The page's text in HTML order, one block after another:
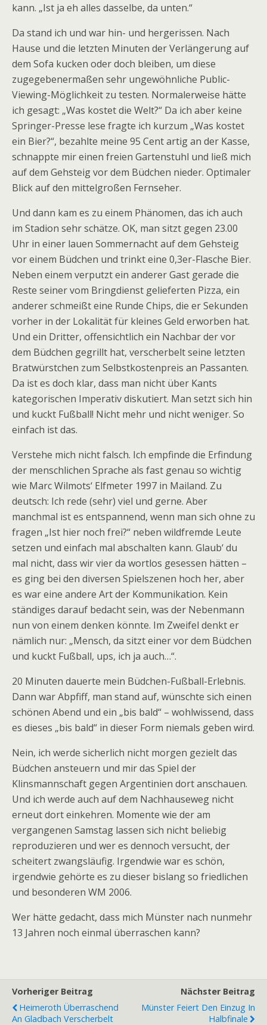
kann. „Ist ja eh alles dasselbe, da unten.“
Da stand ich und war hin- und hergerissen. Nach
Hause und die letzten Minuten der Verlängerung auf
dem Sofa kucken oder doch bleiben, um diese
zugegebenermaßen sehr ungewöhnliche Public-
Viewing-Möglichkeit zu testen. Normalerweise hätte
ich gesagt: „Was kostet die Welt?“ Da ich aber keine
Springer-Presse lese fragte ich kurzum „Was kostet
ein Bier?“, bezahlte meine 95 Cent artig an der Kasse,
schnappte mir einen freien Gartenstuhl und ließ mich
auf dem Gehsteig vor dem Büdchen nieder. Optimaler
Blick auf den mittelgroßen Fernseher.
Und dann kam es zu einem Phänomen, das ich auch
im Stadion sehr schätze. OK, man sitzt gegen 23.00
Uhr in einer lauen Sommernacht auf dem Gehsteig
vor einem Büdchen und trinkt eine 0,3er-Flasche Bier.
Neben einem verputzt ein anderer Gast gerade die
Reste seiner vom Bringdienst gelieferten Pizza, ein
anderer schmeißt eine Runde Chips, die er Sekunden
vorher in der Lokalität für kleines Geld erworben hat.
Und ein Dritter, offensichtlich ein Nachbar der vor
dem Büdchen gegrillt hat, verscherbelt seine letzten
Bratwürstchen zum Selbstkostenpreis an Passanten.
Da ist es doch klar, dass man nicht über Kants
kategorischen Imperativ diskutiert. Man setzt sich hin
und kuckt Fußball! Nicht mehr und nicht weniger. So
einfach ist das.
Verstehe mich nicht falsch. Ich empfinde die Erfindung
der menschlichen Sprache als fast genau so wichtig
wie Marc Wilmots‘ Elfmeter 1997 in Mailand. Zu
deutsch: Ich rede (sehr) viel und gerne. Aber
manchmal ist es entspannend, wenn man sich ohne zu
fragen „Ist hier noch frei?“ neben wildfremde Leute
setzen und einfach mal abschalten kann. Glaub‘ du
mal nicht, dass wir vier da wortlos gesessen hätten –
es ging bei den diversen Spielszenen hoch her, aber
es war eine andere Art der Kommunikation. Kein
ständiges darauf bedacht sein, was der Nebenmann
nun von einem denken könnte. Im Zweifel denkt er
nämlich nur: „Mensch, da sitzt einer vor dem Büdchen
und kuckt Fußball, ups, ich ja auch…“.
20 Minuten dauerte mein Büdchen-Fußball-Erlebnis.
Dann war Abpfiff, man stand auf, wünschte sich einen
schönen Abend und ein „bis bald“ – wohlwissend, dass
es dieses „bis bald“ in dieser Form niemals geben wird.
Nein, ich werde sicherlich nicht morgen gezielt das
Büdchen ansteuern und mir das Spiel der
Klinsmannschaft gegen Argentinien dort anschauen.
Und ich werde auch auf dem Nachhauseweg nicht
erneut dort einkehren. Momente wie der am
vergangenen Samstag lassen sich nicht beliebig
reproduzieren und wer es dennoch versucht, der
scheitert zwangsläufig. Irgendwie war es schön,
irgendwie gehörte es zu dieser bislang so friedlichen
und besonderen WM 2006.
Wer hätte gedacht, dass mich Münster nach nunmehr
13 Jahren noch einmal überraschen kann?
Vorheriger Beitrag
Heimeroth Überraschend
An Gladbach Verscherbelt
Nächster Beitrag
Münster Feiert Den Einzug In
Halbfinale